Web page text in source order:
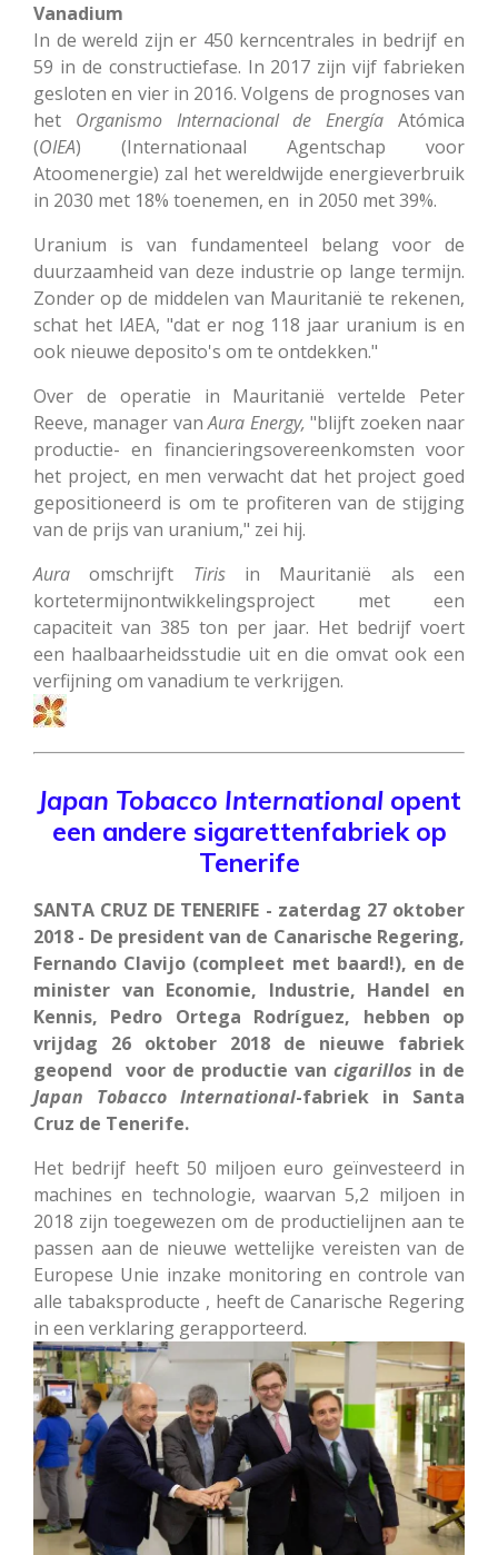
Vanadium
In de wereld zijn er 450 kerncentrales in bedrijf en
59 in de constructiefase. In 2017 zijn vijf fabrieken
gesloten en vier in 2016. Volgens de prognoses van
het Organismo Internacional de Energía Atómica
(OIEA) (Internationaal Agentschap voor
Atoomenergie) zal het wereldwijde energieverbruik
in 2030 met 18% toenemen, en in 2050 met 39%.
Uranium is van fundamenteel belang voor de
duurzaamheid van deze industrie op lange termijn.
Zonder op de middelen van Mauritanië te rekenen,
schat het IAEA, "dat er nog 118 jaar uranium is en
ook nieuwe deposito's om te ontdekken."
Over de operatie in Mauritanië vertelde Peter
Reeve, manager vanAura Energy, "blijft zoeken naar
productie- en financieringsovereenkomsten voor
het project, en men verwacht dat het project goed
gepositioneerd is om te profiteren van de stijging
van de prijs van uranium," zei hij.
Aura omschrijft Tirisin Mauritanië als een
kortetermijnontwikkelingsproject met een
capaciteit van 385 ton per jaar. Het bedrijf voert
een haalbaarheidsstudie uit en die omvat ook een
verfijning om vanadium te verkrijgen.
Japan Tobacco Internationalopent
een andere sigarettenfabriek op
Tenerife
SANTA CRUZ DE TENERIFE - zaterdag 27 oktober
2018 - De president van de Canarische Regering,
Fernando Clavijo (compleet met baard!), en de
minister van Economie, Industrie, Handel en
Kennis, Pedro Ortega Rodríguez, hebben op
vrijdag 26 oktober 2018 de nieuwe fabriek
geopend voor de productie van cigarillos in de
Japan Tobacco International-fabriek in Santa
Cruz de Tenerife.
Het bedrijf heeft 50 miljoen euro geïnvesteerd in
machines en technologie, waarvan 5,2 miljoen in
2018 zijn toegewezen om de productielijnen aan te
passen aan de nieuwe wettelijke vereisten van de
Europese Unie inzake monitoring en controle van
alle tabaksproducte , heeft de Canarische Regering
in een verklaring gerapporteerd.